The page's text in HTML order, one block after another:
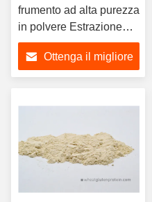
frumento ad alta purezza
in polvere Estrazione
fisica 2 anni
Ottenga il migliore